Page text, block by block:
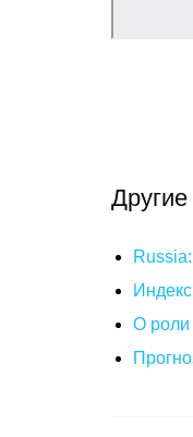
Другие
О роли